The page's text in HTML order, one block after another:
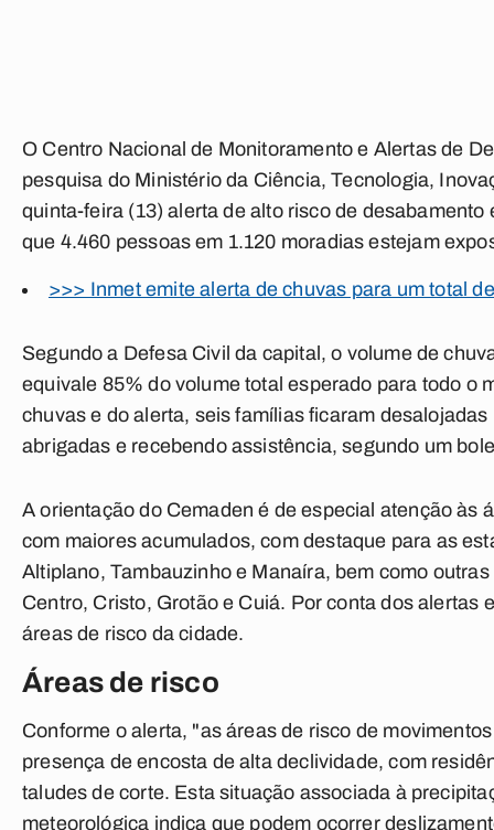
O Centro Nacional de Monitoramento e Alertas de
pesquisa do Ministério da Ciência, Tecnologia,
quinta-feira (13) alerta de alto risco de
que 4.460 pessoas em 1.120 moradias estejam
>>> Inmet emite alerta de chuvas para um total
Segundo a Defesa Civil da capital, o volume de
equivale 85% do volume total esperado para todo o
chuvas e do alerta, seis famílias ficaram
abrigadas e recebendo assistência, segundo um
A orientação do Cemaden é de especial atenção às
com maiores acumulados, com destaque para as
Altiplano, Tambauzinho e Manaíra, bem como
Centro, Cristo, Grotão e Cuiá. Por conta dos alertas
áreas de risco da cidade.
Áreas de risco
Conforme o alerta, "as áreas de risco de
presença de encosta de alta declividade, com
taludes de corte. Esta situação associada à
meteorológica indica que podem ocorrer